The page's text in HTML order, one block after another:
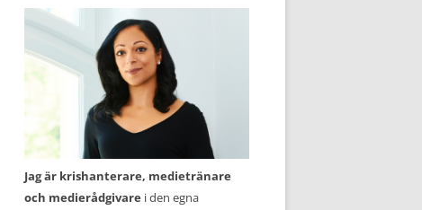
Jag är krishanterare, medietränare
och medierådgivare i den egna